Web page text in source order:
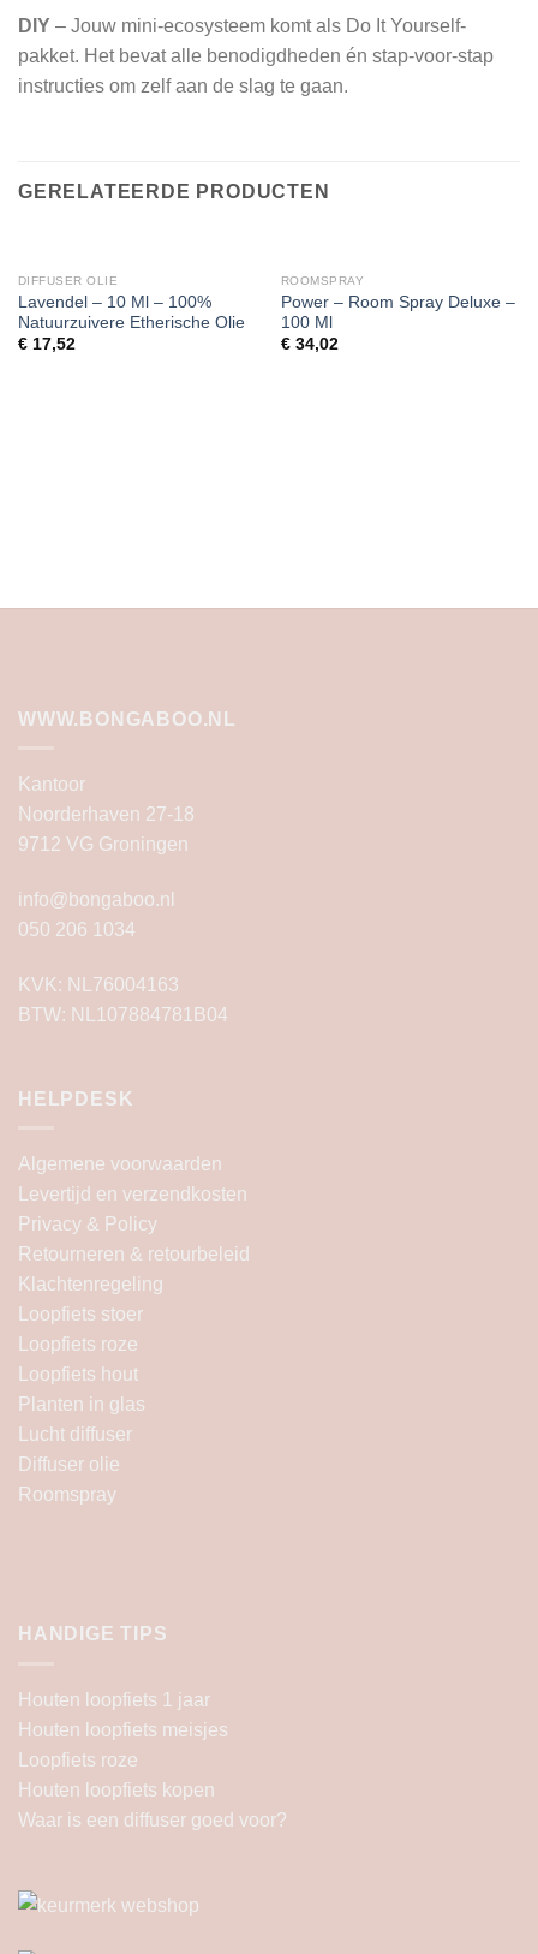
DIY – Jouw mini-ecosysteem komt als Do It Yourself-
pakket. Het bevat alle benodigdheden én stap-voor-stap
instructies om zelf aan de slag te gaan.
GERELATEERDE PRODUCTEN
DIFFUSER OLIE
Lavendel – 10 Ml – 100%
Natuurzuivere Etherische Olie
€17,52
ROOMSPRAY
Power – Room Spray Deluxe –
100 Ml
€34,02
WWW.BONGABOO.NL
Kantoor
Noorderhaven 27-18
9712 VG Groningen
info@bongaboo.nl
050 206 1034
KVK: NL76004163
BTW: NL107884781B04
HELPDESK
Algemene voorwaarden
Levertijd en verzendkosten
Privacy & Policy
Retourneren & retourbeleid
Klachtenregeling
Loopfiets stoer
Loopfiets roze
Loopfiets hout
Planten in glas
Lucht diffuser
Diffuser olie
Roomspray
HANDIGE TIPS
Houten loopfiets 1 jaar
Houten loopfiets meisjes
Loopfiets roze
Houten loopfiets kopen
Waar is een diffuser goed voor?